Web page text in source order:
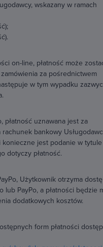
wskazany w ramach
on-line, płatność może
za pośrednictwem
w tym wypadku
płatność uznawana jest za
bankowy
jest podanie w tytule
dotyczy płatność.
Użytkownik otrzyma
PayPo, a płatności będzie
dodatkowych kosztów.
form płatności